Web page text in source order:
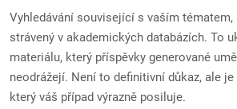
Vyhledávání související s vaším tématem,
strávený v akademických databázích. To
materiálu, který příspěvky generované
neodrážejí. Není to definitivní důkaz, ale
který váš případ výrazně posiluje.